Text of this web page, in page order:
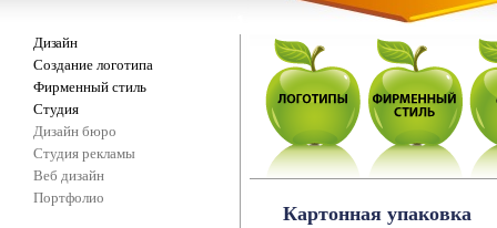
Дизайн
Создание логотипа
Фирменный стиль
Студия
Дизайн бюро
Студия рекламы
Веб дизайн
Портфолио
Картонная упаковка